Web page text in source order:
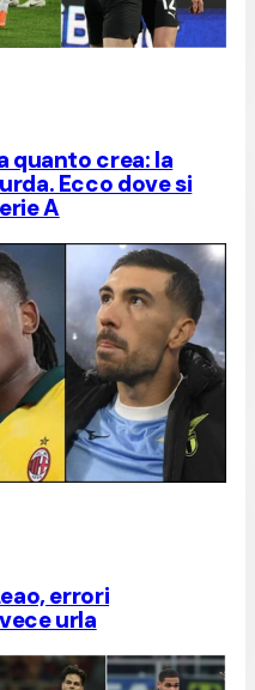
quanto crea: la
Ecco dove si
A
errori
urla